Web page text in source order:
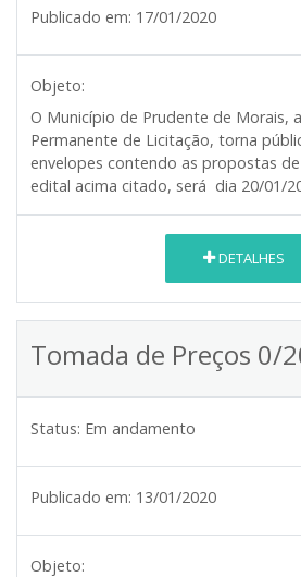
Publicado em: 17/01/2020
Objeto:
O Município de Prudente de Morais,
Permanente de Licitação, torna
envelopes contendo as propostas
edital acima citado, será dia 20/01/
DETALHES
Tomada de Preços 0/
Status: Em andamento
Publicado em: 13/01/2020
Objeto: